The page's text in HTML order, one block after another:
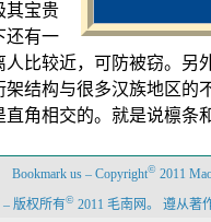
其宝贵
还有一
人比较近，可防被窃。另
构与很多汉族地区的不
直角相交的。就是说檩条
Bookmark us – Copyright© 2011
– 版权所有© 2011 毛南网。 遵从著